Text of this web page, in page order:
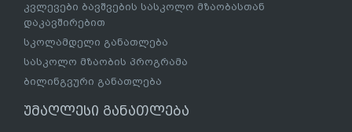
კვლევები ბავშვების სასკოლო მზაობასთან
დაკავშირებით
სკოლამდელი განათლება
სასკოლო მზაობის პროგრამა
ბილინგვური განათლება
უმაღლესი განათლება